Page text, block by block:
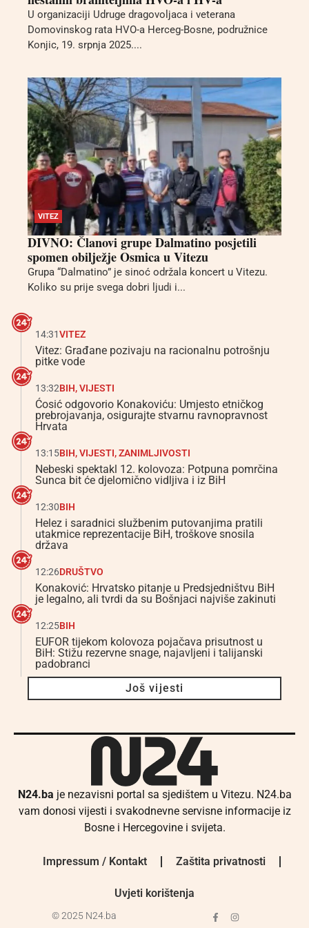
U organizaciji Udruge dragovoljaca i veterana
Domovinskog rata HVO-a Herceg-Bosne, podružnice
Konjic, 19. srpnja 2025....
VITEZ
DIVNO: Članovi grupe Dalmatino posjetili
spomen obilježje Osmica u Vitezu
Grupa “Dalmatino” je sinoć održala koncert u Vitezu.
Koliko su prije svega dobri ljudi i...
14:31VITEZ
Vitez: Građane pozivaju na racionalnu potrošnju
pitke vode
13:32BIH,VIJESTI
Ćosić odgovorio Konakoviću: Umjesto etničkog
prebrojavanja, osigurajte stvarnu ravnopravnost
Hrvata
13:15BIH,VIJESTI,ZANIMLJIVOSTI
Nebeski spektakl 12. kolovoza: Potpuna pomrčina
Sunca bit će djelomično vidljiva i iz BiH
12:30BIH
Helez i saradnici službenim putovanjima pratili
utakmice reprezentacije BiH, troškove snosila
država
12:26DRUŠTVO
Konaković: Hrvatsko pitanje u Predsjedništvu BiH
je legalno, ali tvrdi da su Bošnjaci najviše zakinuti
12:25BIH
EUFOR tijekom kolovoza pojačava prisutnost u
BiH: Stižu rezervne snage, najavljeni i talijanski
padobranci
Još vijesti
N24.ba je nezavisni portal sa sjedištem u Vitezu. N24.ba
vam donosi vijesti i svakodnevne servisne informacije iz
Bosne i Hercegovine i svijeta.
Impressum / Kontakt Zaštita privatnosti
Uvjeti korištenja
© 2025 N24.ba